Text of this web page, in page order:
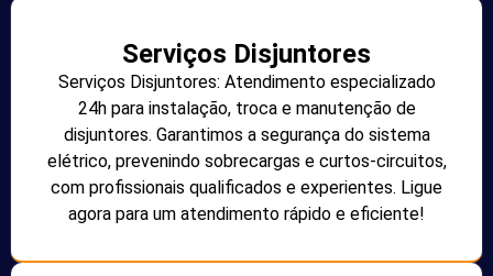
Serviços Disjuntores
Serviços Disjuntores: Atendimento especializado
24h para instalação, troca e manutenção de
disjuntores. Garantimos a segurança do sistema
elétrico, prevenindo sobrecargas e curtos-circuitos,
com profissionais qualificados e experientes. Ligue
agora para um atendimento rápido e eficiente!